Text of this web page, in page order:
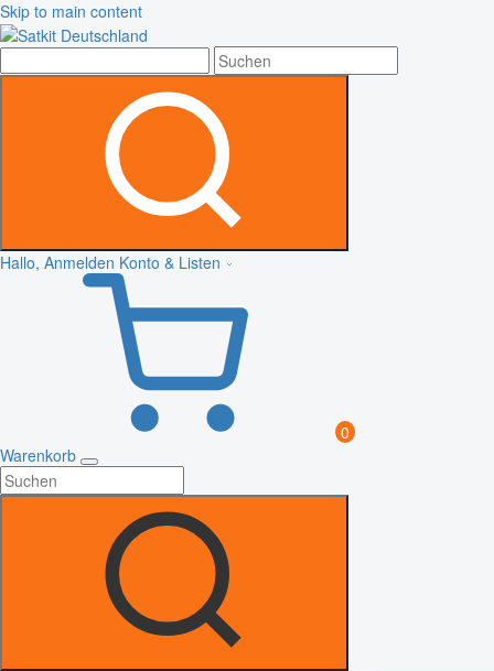
Skip to main content
Hallo, Anmelden Konto & Listen
0
Warenkorb